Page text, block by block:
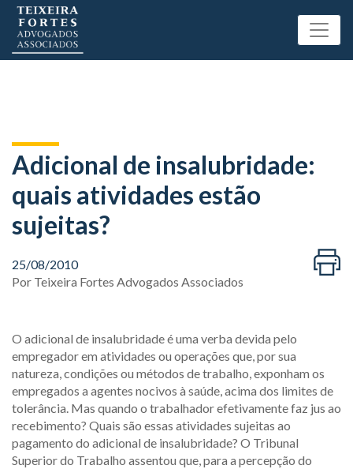
Adicional de insalubridade:
quais atividades estão
sujeitas?
25/08/2010
Por Teixeira Fortes Advogados Associados
O adicional de insalubridade é uma verba devida pelo
empregador em atividades ou operações que, por sua
natureza, condições ou métodos de trabalho, exponham os
empregados a agentes nocivos à saúde, acima dos limites de
tolerância. Mas quando o trabalhador efetivamente faz jus ao
recebimento? Quais são essas atividades sujeitas ao
pagamento do adicional de insalubridade? O Tribunal
Superior do Trabalho assentou que, para a percepção do